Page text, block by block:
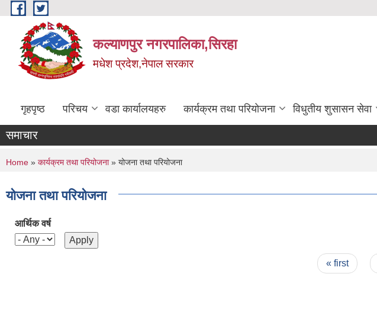
Skip to main content
कल्याणपुर नगरपालिका,सिरहा
मधेश प्रदेश,नेपाल सरकार
गृहपृष्ठ परिचय वडा कार्यालयहरु कार्यक्रम तथा परियोजना विधुतीय शुसासन सेवा
समाचार
You are here
Home » कार्यक्रम तथा परियोजना» योजना तथा परियोजना
योजना तथा परियोजना
आर्थिक वर्ष
« first